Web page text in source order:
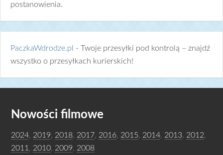
postanowienia.
PaczkaWdrodze.pl
- Twoje przesyłki pod kontrolą – znajdź
wszystko o przesyłkach kurierskich!
Nowości filmowe
2024 2019 2018 2017 2016 2015 2014 2013 2012
2011
2010 2009 2008